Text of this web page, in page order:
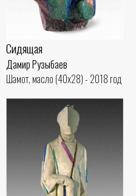
Сидящая
Дамир Рузыбаев
Шамот, масло (40x28) - 2018 год